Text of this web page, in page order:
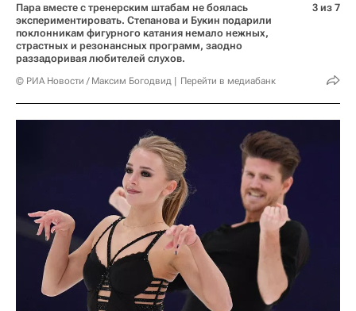
Пара вместе с тренерским штабам не боялась
экспериментировать. Степанова и Букин подарили
поклонникам фигурного катания немало нежных,
страстных и резонансных программ, заодно
раззадоривая любителей слухов.
© РИА Новости / Максим Богодвид Перейти в медиабанк
3 из 7